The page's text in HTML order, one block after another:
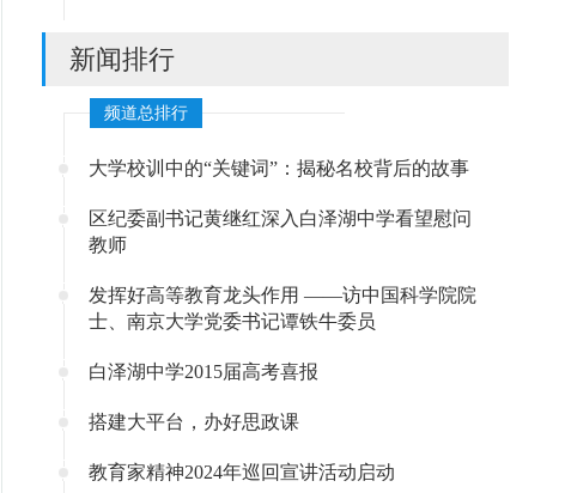
新闻排行
频道总排行
大学校训中的“关键词”：揭秘名校背后的故事
区纪委副书记黄继红深入白泽湖中学看望慰问
教师
发挥好高等教育龙头作用 ——访中国科学院院
士、南京大学党委书记谭铁牛委员
白泽湖中学2015届高考喜报
搭建大平台，办好思政课
教育家精神2024年巡回宣讲活动启动